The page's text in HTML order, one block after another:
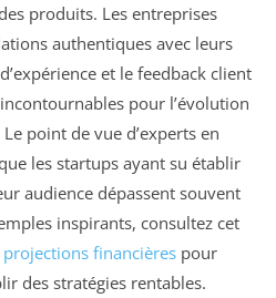
produits. Les entreprises
authentiques avec leurs
et le feedback client
pour l’évolution
point de vue d’experts en
les startups ayant su établir
audience dépassent souvent
inspirants, consultez cet
projections financières pour
des stratégies rentables.